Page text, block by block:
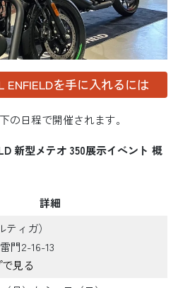
ENFIELDを手に入れるには
の日程で開催されます。
新型メテオ 350展示イベント 概
詳細
ィガ）
門2-16-13
見る